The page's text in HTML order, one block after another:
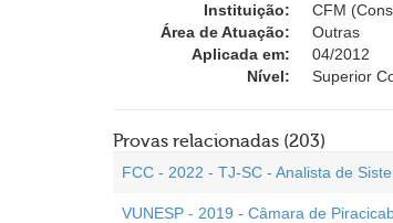
Instituição:
CFM
Área de Atuação:
Outras
Aplicada em:
04/2012
Nível:
Superior
Provas relacionadas (203)
FCC - 2022 - TJ-SC - Analista de
VUNESP - 2019 - Câmara de